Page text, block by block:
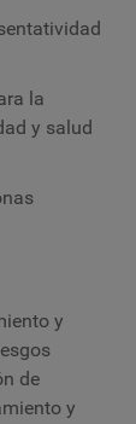
la
y salud
y
de
y